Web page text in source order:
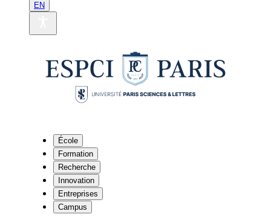
EN
École
Formation
Recherche
Innovation
Entreprises
Campus